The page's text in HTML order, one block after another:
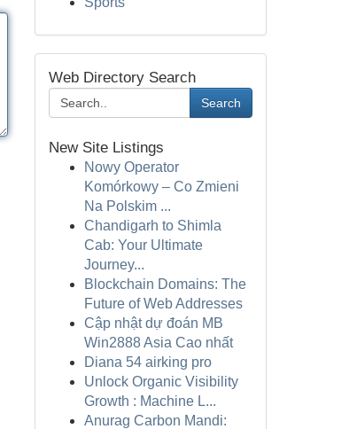
Web Directory Search
Search
New Site Listings
Nowy Operator
Komórkowy – Co Zmieni
Na Polskim ...
Chandigarh to Shimla
Cab: Your Ultimate
Journey...
Blockchain Domains: The
Future of Web Addresses
Cập nhật dự đoán MB
Win2888 Asia Cao nhất
Diana 54 airking pro
Unlock Organic Visibility
Growth : Machine L...
Anurag Carbon Mandi: